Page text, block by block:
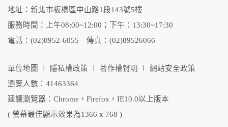
地址：新北市板橋區中山路1段143號5樓
服務時間：上午08:00~12:00；下午：13:30~17:30
電話：(02)8952-6055 傳真：(02)89526066
單位地圖 隱私權政策 著作權聲明
網站安全政策
瀏覽人數：41463364
建議瀏覽器：Chrome，Firefox，IE10.0以上版本
( 螢幕最佳顯示效果為1366 x 768 )